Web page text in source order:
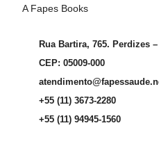
A Fapes Books
Rua Bartira, 765. Perdizes
CEP: 05009-000
+55 (11) 3673-2280
+55 (11) 94945-1560